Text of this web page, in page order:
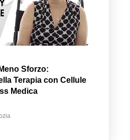
Sforzo:
Terapia con Cellule
Medica